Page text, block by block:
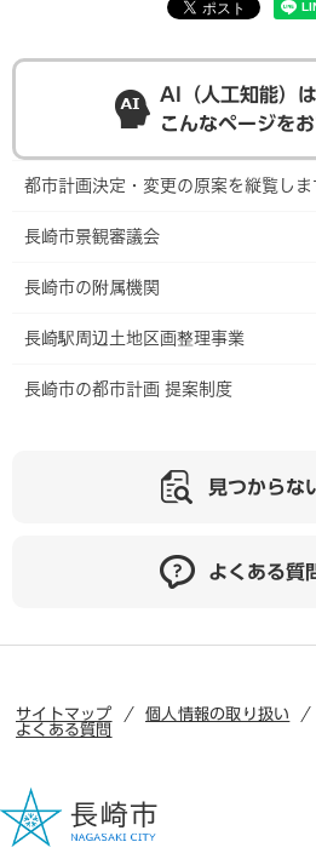
AI（人工知能）は
こんなページを
都市計画決定・変更の原案を縦覧しま
長崎市景観審議会
長崎市の附属機関
長崎駅周辺土地区画整理事業
長崎市の都市計画 提案制度
見つからな
よくある質
サイトマップ 個人情報の取り扱い
よくある質問